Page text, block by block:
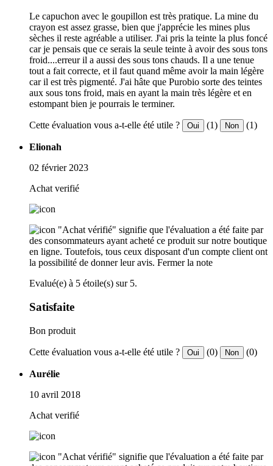
Le capuchon avec le goupillon est très pratique. La mine du
crayon est assez grasse, bien que j'apprécie les mines plus
sèches il reste agréable a utiliser. J'ai pris la teinte la plus foncé
car je pensais que ce serais la seule teinte à avoir des sous tons
froid....erreur il a aussi des sous tons chauds. Il a une tenue
tout a fait correcte, et il faut quand même avoir la main légère
car il est très pigmenté. J'ai hâte que Purobio sorte des teintes
aux sous tons froid, mais en ayant la main très légère et en
estompant bien je pourrais le terminer.
Cette évaluation vous a-t-elle été utile ? Oui (1) Non (1)
Elionah
02 février 2023
Achat verifié
"Achat vérifié" signifie que l'évaluation a été faite par
des consommateurs ayant acheté ce produit sur notre boutique
en ligne. Toutefois, tous ceux disposant d'un compte client ont
la possibilité de donner leur avis. Fermer la note
Evalué(e) à 5 étoile(s) sur 5.
Satisfaite
Bon produit
Cette évaluation vous a-t-elle été utile ? Oui (0) Non (0)
Aurélie
10 avril 2018
Achat verifié
"Achat vérifié" signifie que l'évaluation a été faite par